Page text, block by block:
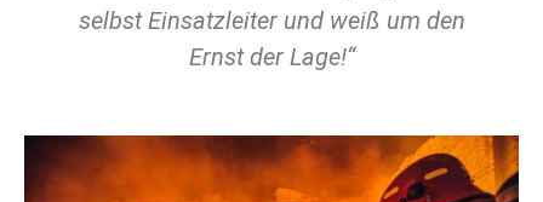
selbst Einsatzleiter und weiß um den
Ernst der Lage!“